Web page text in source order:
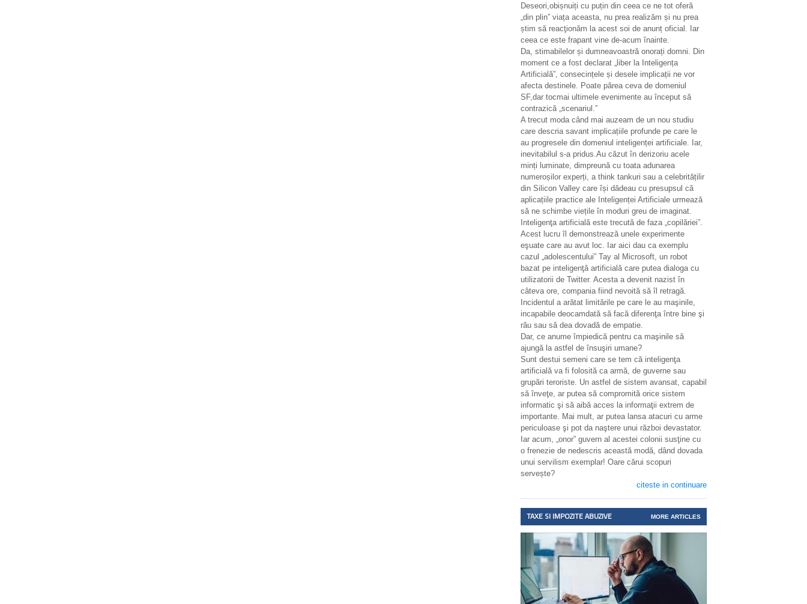
Deseori,obișnuiți cu puțin din ceea ce ne tot oferă
„din plin” viața aceasta, nu prea realizăm și nu prea
știm să reacţionăm la acest soi de anunț oficial. Iar
ceea ce este frapant vine de-acum înainte.
Da, stimabilelor și dumneavoastră onorați domni. Din
moment ce a fost declarat „liber la Inteligența
Artificială”, consecințele și desele implicații ne vor
afecta destinele. Poate părea ceva de domeniul
SF,dar tocmai ultimele evenimente au început să
contrazică „scenariul.”
A trecut moda când mai auzeam de un nou studiu
care descria savant implicațiile profunde pe care le
au progresele din domeniul inteligenței artificiale. Iar,
inevitabilul s-a pridus.Au căzut în derizoriu acele
minți luminate, dimpreună cu toata adunarea
numeroșilor experți, a think tankuri sau a celebritățilir
din Silicon Valley care își dădeau cu presupsul că
aplicațiile practice ale Inteligenței Artificiale urmează
să ne schimbe viețile în moduri greu de imaginat.
Inteligenţa artificială este trecută de faza „copilăriei”.
Acest lucru îl demonstrează unele experimente
eşuate care au avut loc. Iar aici dau ca exemplu
cazul „adolescentului” Tay al Microsoft, un robot
bazat pe inteligenţă artificială care putea dialoga cu
utilizatorii de Twitter. Acesta a devenit nazist în
câteva ore, compania fiind nevoită să îl retragă.
Incidentul a arătat limitările pe care le au maşinile,
incapabile deocamdată să facă diferenţa între bine şi
rău sau să dea dovadă de empatie.
Dar, ce anume împiedică pentru ca maşinile să
ajungă la astfel de însuşiri umane?
Sunt destui semeni care se tem că inteligenţa
artificială va fi folosită ca armă, de guverne sau
grupări teroriste. Un astfel de sistem avansat, capabil
să înveţe, ar putea să compromită orice sistem
informatic şi să aibă acces la informaţii extrem de
importante. Mai mult, ar putea lansa atacuri cu arme
periculoase şi pot da naştere unui război devastator.
Iar acum, „onor” guvern al acestei colonii susţine cu
o frenezie de nedescris această modă, dând dovada
unui servilism exemplar! Oare cărui scopuri
servește?
citeste in continuare
TAXE SI IMPOZITE ABUZIVE MORE ARTICLES